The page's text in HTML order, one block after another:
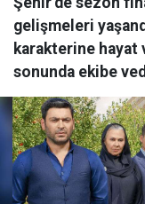
gelişmeleri
karakterine hayat
sonunda ekibe